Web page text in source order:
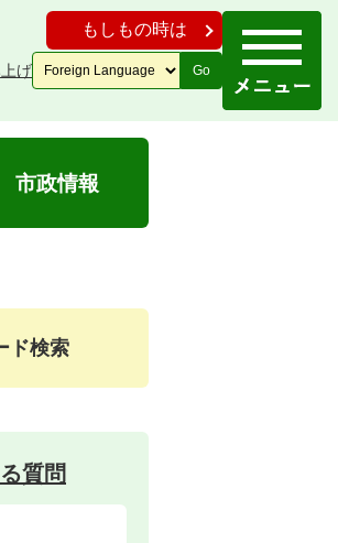
もしもの時は
げ Go
市政情報
ド検索
質問